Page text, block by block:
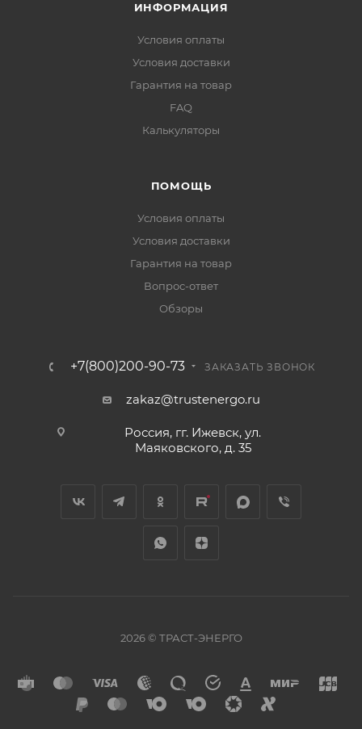
ИНФОРМАЦИЯ
Условия оплаты
Условия доставки
Гарантия на товар
FAQ
Калькуляторы
ПОМОЩЬ
Условия оплаты
Условия доставки
Гарантия на товар
Вопрос-ответ
Обзоры
+7(800)200-90-73 ЗАКАЗАТЬ ЗВОНОК
zakaz@trustenergo.ru
Россия, гг. Ижевск, ул.
Маяковского, д. 35
2026 © ТРАСТ-ЭНЕРГО